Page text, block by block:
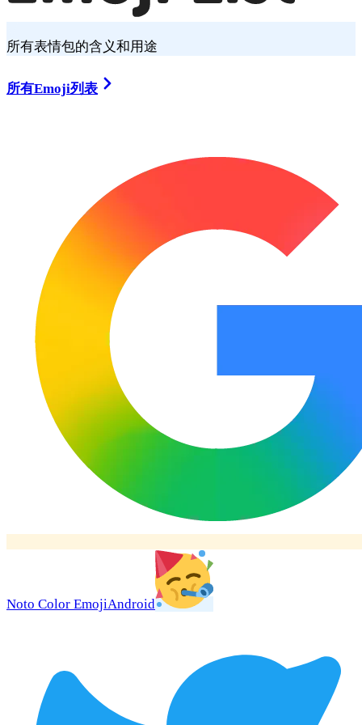
所有表情包的含义和用途
所有Emoji列表
Noto Color EmojiAndroid